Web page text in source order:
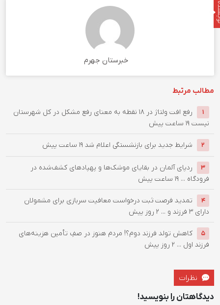
خبرستان جهرم
مطالب مرتبط
1
رفع افت ولتاژ در ۱۸ نقطه به معنای رفع مشکل در کل شهرستان
نیست 19 ساعت پیش
2 شرایط جدید برای بازنشستگی اعلام شد 19 ساعت پیش
3
ردپای آلمان در بقایای موشک‌ها و پهپادهای کشف‌شده در
فرودگاه ... 19 ساعت پیش
4
تمدید فرصت ثبت درخواست معافیت سربازی برای مشمولان
دارای ۳ فرزند و ...
2 روز پیش
5
کاهش تولد فرزند دوم؟! مردم هنوز در صفِ تأمین هزینه‌های
فرزند اول ... 2 روز پیش
نظرات
دیدگاهتان را بنویسید!